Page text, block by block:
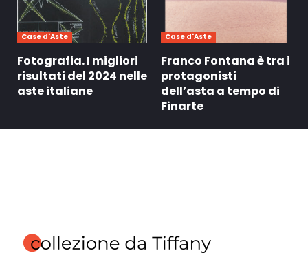
Case d'Aste
Fotografia. I migliori
risultati del 2024 nelle
aste italiane
Case d'Aste
Franco Fontana è tra i
protagonisti
dell’asta a tempo di
Finarte